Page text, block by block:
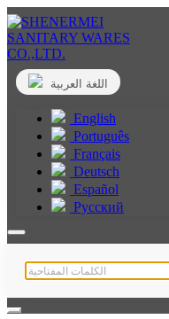
اللغة العربية
English
Português
Français
Deutsch
Español
Русский